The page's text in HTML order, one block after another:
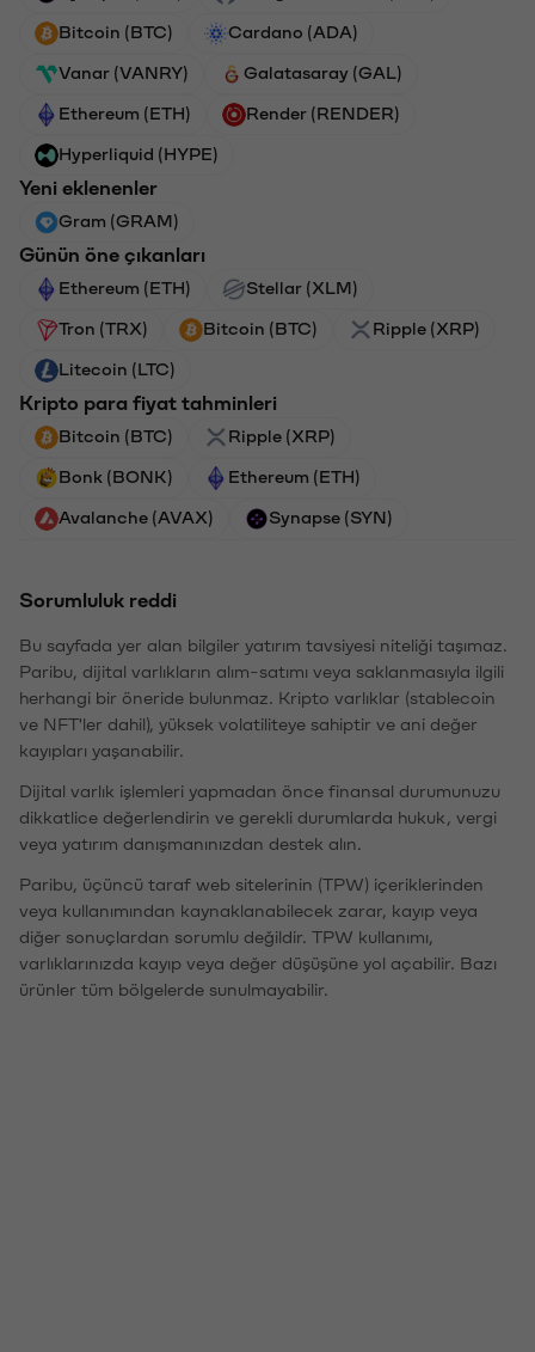
Bitcoin (BTC) Cardano (ADA)
Vanar (VANRY) Galatasaray (GAL)
Ethereum (ETH) Render (RENDER)
Hyperliquid (HYPE)
Yeni eklenenler
Gram (GRAM)
Günün öne çıkanları
Ethereum (ETH) Stellar (XLM)
Tron (TRX) Bitcoin (BTC) Ripple (XRP)
Litecoin (LTC)
Kripto para fiyat tahminleri
Bitcoin (BTC) Ripple (XRP)
Bonk (BONK) Ethereum (ETH)
Avalanche (AVAX) Synapse (SYN)
Sorumluluk reddi
Bu sayfada yer alan bilgiler yatırım tavsiyesi niteliği taşımaz.
Paribu, dijital varlıkların alım-satımı veya saklanmasıyla ilgili
herhangi bir öneride bulunmaz. Kripto varlıklar (stablecoin
ve NFT'ler dahil), yüksek volatiliteye sahiptir ve ani değer
kayıpları yaşanabilir.
Dijital varlık işlemleri yapmadan önce finansal durumunuzu
dikkatlice değerlendirin ve gerekli durumlarda hukuk, vergi
veya yatırım danışmanınızdan destek alın.
Paribu, üçüncü taraf web sitelerinin (TPW) içeriklerinden
veya kullanımından kaynaklanabilecek zarar, kayıp veya
diğer sonuçlardan sorumlu değildir. TPW kullanımı,
varlıklarınızda kayıp veya değer düşüşüne yol açabilir. Bazı
ürünler tüm bölgelerde sunulmayabilir.